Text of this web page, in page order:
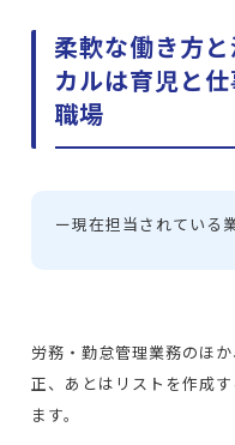
柔軟な働き方
カルは育児と
職場
ー現在担当されている
労務・勤怠管理業務のほ
正、あとはリストを作成
ます。